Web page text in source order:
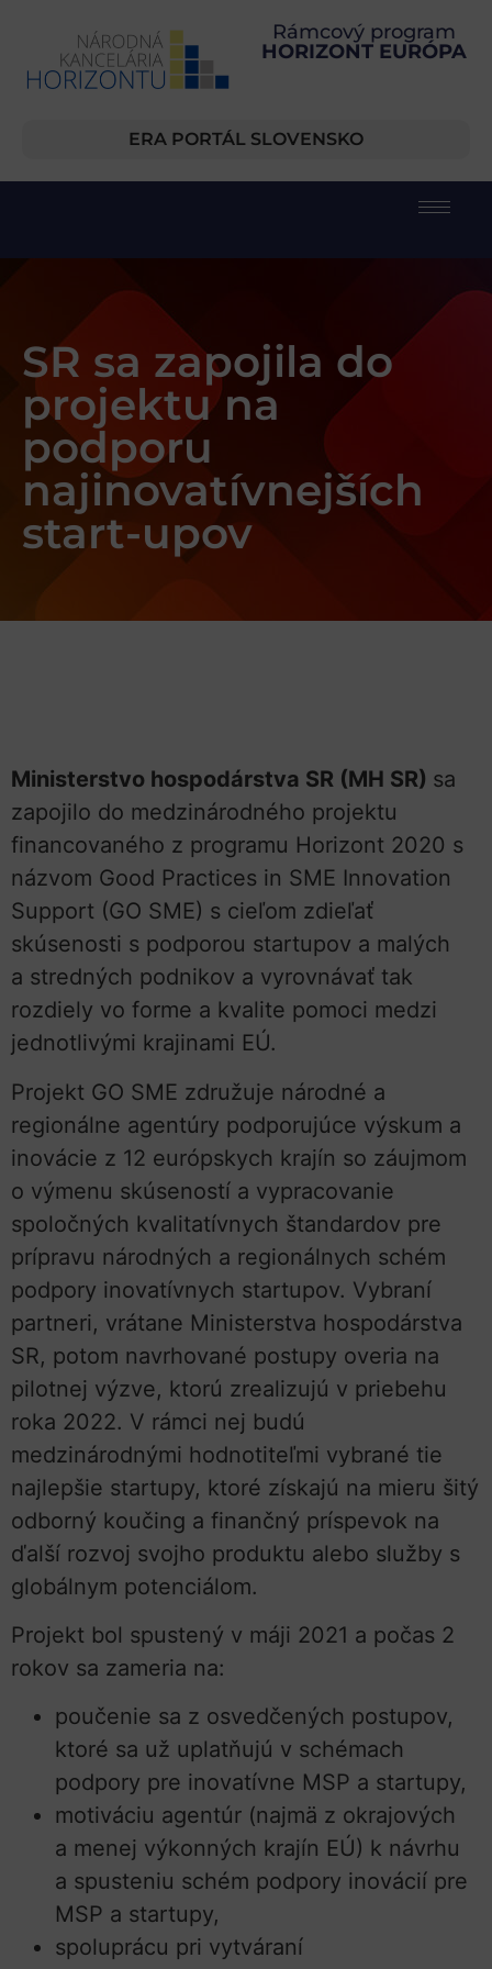
Rámcový program
HORIZONT EURÓPA
ERA PORTÁL SLOVENSKO
SR sa zapojila do
projektu na
podporu
najinovatívnejších
start-upov
Ministerstvo hospodárstva SR (MH SR) sa
zapojilo do medzinárodného projektu
financovaného z programu Horizont 2020 s
názvom Good Practices in SME Innovation
Support (GO SME) s cieľom zdieľať
skúsenosti s podporou startupov a malých
a stredných podnikov a vyrovnávať tak
rozdiely vo forme a kvalite pomoci medzi
jednotlivými krajinami EÚ.
Projekt GO SME združuje národné a
regionálne agentúry podporujúce výskum a
inovácie z 12 európskych krajín so záujmom
o výmenu skúseností a vypracovanie
spoločných kvalitatívnych štandardov pre
prípravu národných a regionálnych schém
podpory inovatívnych startupov. Vybraní
partneri, vrátane Ministerstva hospodárstva
SR, potom navrhované postupy overia na
pilotnej výzve, ktorú zrealizujú v priebehu
roka 2022. V rámci nej budú
medzinárodnými hodnotiteľmi vybrané tie
najlepšie startupy, ktoré získajú na mieru šitý
odborný koučing a finančný príspevok na
ďalší rozvoj svojho produktu alebo služby s
globálnym potenciálom.
Projekt bol spustený v máji 2021 a počas 2
rokov sa zameria na:
poučenie sa z osvedčených postupov,
ktoré sa už uplatňujú v schémach
podpory pre inovatívne MSP a startupy,
motiváciu agentúr (najmä z okrajových
a menej výkonných krajín EÚ) k návrhu
a spusteniu schém podpory inovácií pre
MSP a startupy,
spoluprácu pri vytváraní